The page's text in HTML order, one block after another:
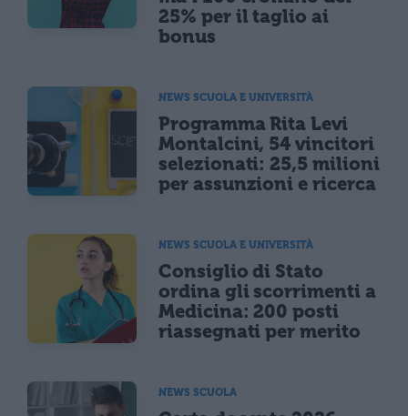
25% per il taglio ai
bonus
NEWS SCUOLA E UNIVERSITÀ
Programma Rita Levi
Montalcini, 54 vincitori
selezionati: 25,5 milioni
per assunzioni e ricerca
NEWS SCUOLA E UNIVERSITÀ
Consiglio di Stato
ordina gli scorrimenti a
Medicina: 200 posti
riassegnati per merito
NEWS SCUOLA